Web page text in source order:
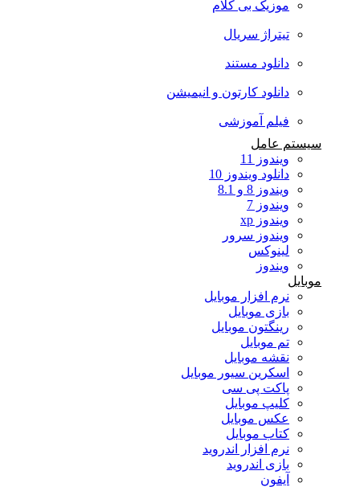
موزیک بی کلام
تیتراژ سریال
دانلود مستند
دانلود کارتون و انیمیشن
فیلم آموزشی
سیستم عامل
ویندوز 11
دانلود ویندوز 10
ویندوز 8 و 8.1
ویندوز 7
ویندوز xp
ویندوز سرور
لینوکس
ویندوز
موبایل
نرم افزار موبایل
بازی موبایل
رینگتون موبایل
تم موبایل
نقشه موبایل
اسکرین سیور موبایل
پاکت پی سی
کلیپ موبایل
عکس موبایل
کتاب موبایل
نرم افزار اندروید
بازی اندروید
آیفون